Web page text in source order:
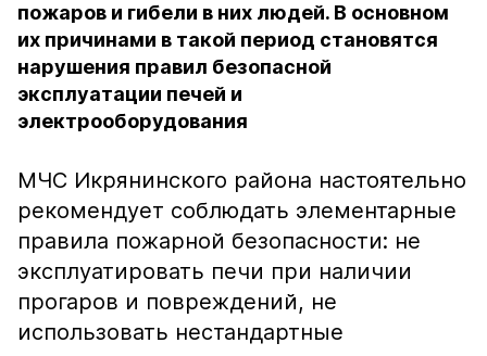
пожаров и гибели в них людей. В основном
их причинами в такой период становятся
нарушения правил безопасной
эксплуатации печей и
электрооборудования
МЧС Икрянинского района настоятельно
рекомендует соблюдать элементарные
правила пожарной безопасности: не
эксплуатировать печи при наличии
прогаров и повреждений, не
использовать нестандартные